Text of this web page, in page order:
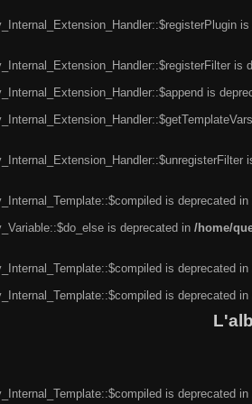
is
is
is deprecated in
is deprecated in /home/
is deprecated in
is deprecated in
is deprecated in